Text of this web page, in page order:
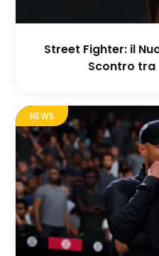
Street Fighter: il
Scontro tra
NEWS